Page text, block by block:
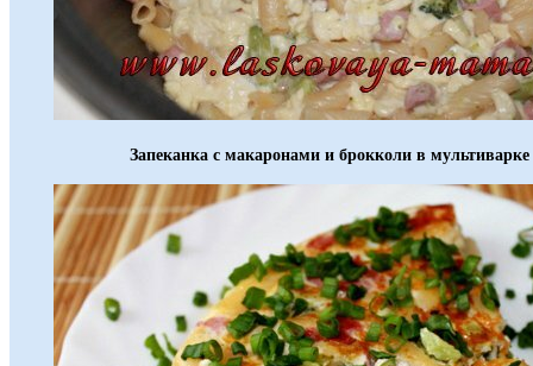
Запеканка с макаронами и брокколи в мультиварке